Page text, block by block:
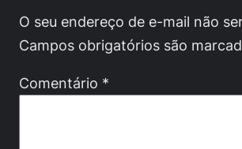
O seu endereço de e-mail não
Campos obrigatórios são
Comentário *